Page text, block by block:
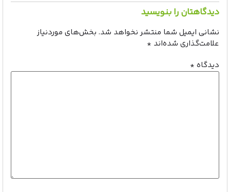
دیدگاهتان را بنویسید
نشانی ایمیل شما منتشر نخواهد شد.بخش‌های موردنیاز
علامت‌گذاری شده‌اند*
دیدگاه*